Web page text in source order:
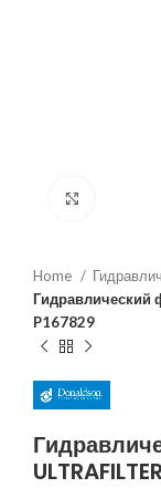
Home
Гидравлический
P167829